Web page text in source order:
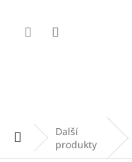
obsah
Domů Další
produkty